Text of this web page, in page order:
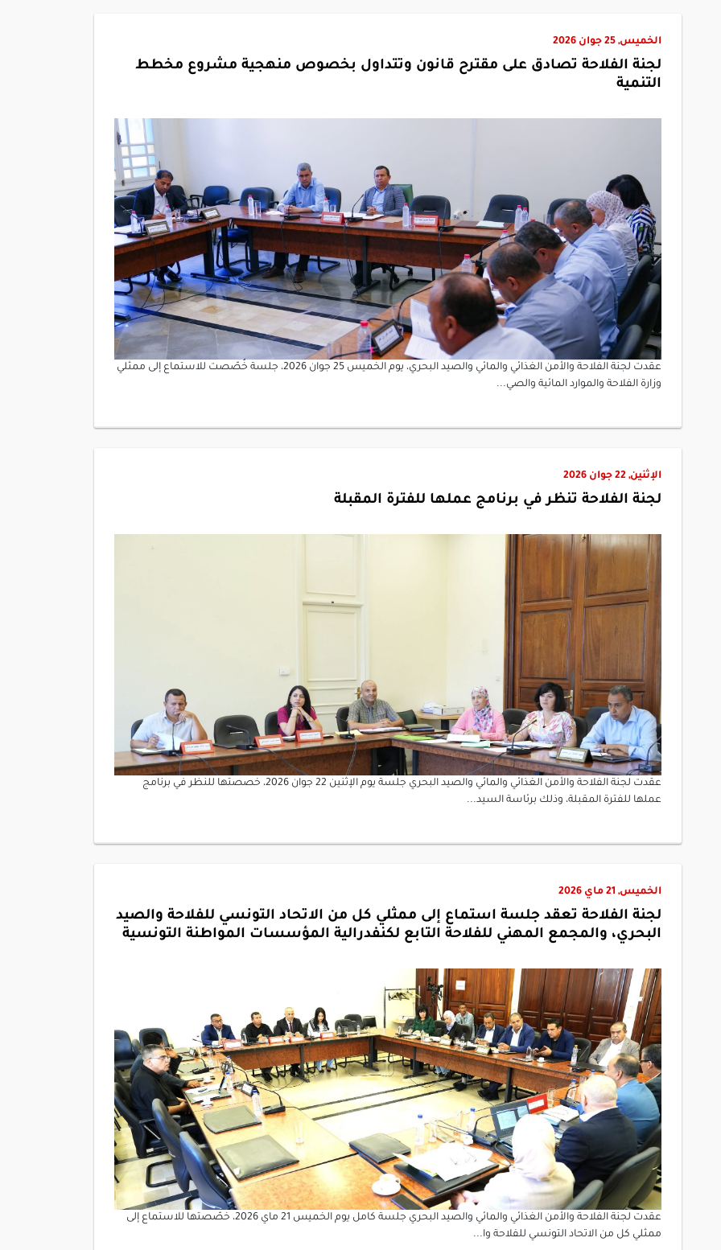
الخميس, 25 جوان 2026
لجنة الفلاحة تصادق على مقترح قانون وتتداول بخصوص منهجية مشروع مخطط
التنمية
عقدت لجنة الفلاحة والأمن الغذائي والمائي والصيد البحري، يوم الخميس 25 جوان 2026، جلسة خُصّصت للاستماع إلى ممثلي
وزارة الفلاحة والموارد المائية والصي...
الإثنين, 22 جوان 2026
لجنة الفلاحة تنظر في برنامج عملها للفترة المقبلة
عقدت لجنة الفلاحة والأمن الغذائي والمائي والصيد البحري جلسة يوم الإثنين 22 جوان 2026، خصصتها للنظر في برنامج
عملها للفترة المقبلة، وذلك برئاسة السيد...
الخميس, 21 ماي 2026
لجنة الفلاحة تعقد جلسة استماع إلى ممثلي كل من الاتحاد التونسي للفلاحة والصيد
البحري، والمجمع المهني للفلاحة التابع لكنفدرالية المؤسسات المواطنة التونسية
عقدت لجنة الفلاحة والأمن الغذائي والمائي والصيد البحري جلسة كامل يوم الخميس 21 ماي 2026، خصّصتها للاستماع إلى
ممثلي كل من الاتحاد التونسي للفلاحة وا...